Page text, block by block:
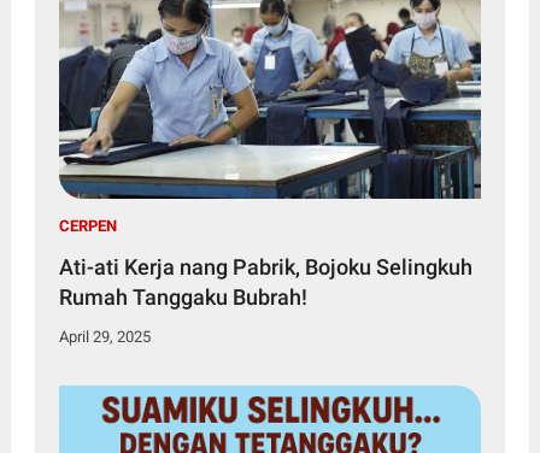
CERPEN
Ati-ati Kerja nang Pabrik, Bojoku Selingkuh
Rumah Tanggaku Bubrah!
April 29, 2025